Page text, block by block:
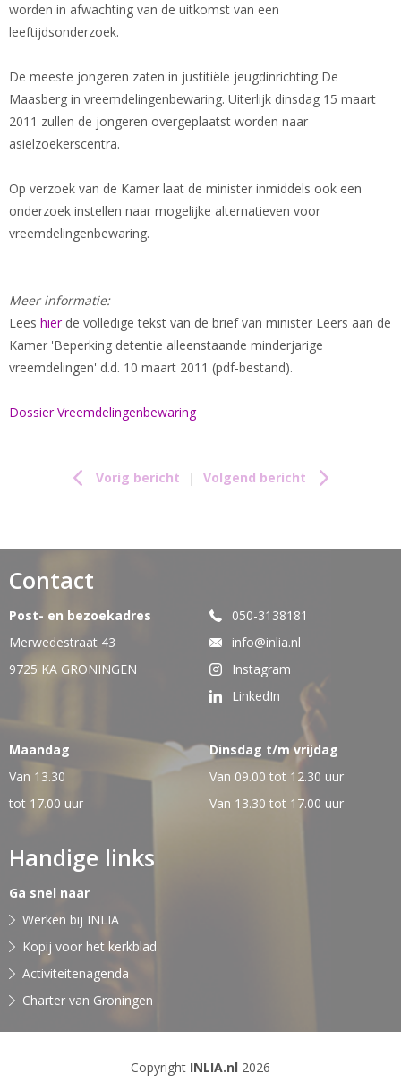
worden in afwachting van de uitkomst van een
leeftijdsonderzoek.
De meeste jongeren zaten in justitiële jeugdinrichting De
Maasberg in vreemdelingenbewaring. Uiterlijk dinsdag 15 maart
2011 zullen de jongeren overgeplaatst worden naar
asielzoekerscentra.
Op verzoek van de Kamer laat de minister inmiddels ook een
onderzoek instellen naar mogelijke alternatieven voor
vreemdelingenbewaring.
Meer informatie:
Lees hierde volledige tekst van de brief van minister Leers aan de
Kamer 'Beperking detentie alleenstaande minderjarige
vreemdelingen' d.d. 10 maart 2011 (pdf-bestand).
Dossier Vreemdelingenbewaring
Vorig bericht | Volgend bericht
Contact
Post- en bezoekadres
Merwedestraat 43
9725 KA GRONINGEN
050-3138181
info@inlia.nl
Instagram
LinkedIn
Maandag
Van 13.30
tot 17.00 uur
Dinsdag t/m vrijdag
Van 09.00 tot 12.30 uur
Van 13.30 tot 17.00 uur
Handige links
Ga snel naar
Werken bij INLIA
Kopij voor het kerkblad
Activiteitenagenda
Charter van Groningen
Copyright INLIA.nl 2026